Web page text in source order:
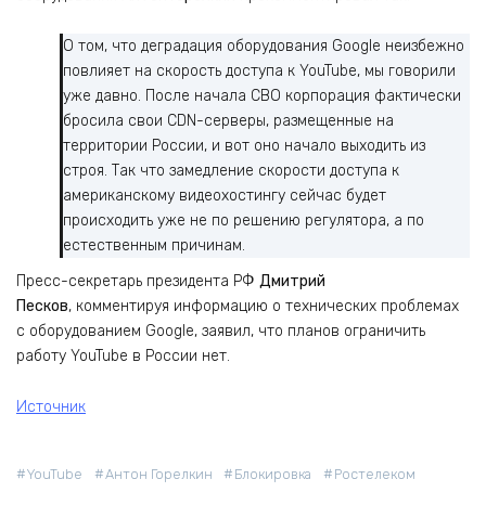
О том, что деградация оборудования Google неизбежно
повлияет на скорость доступа к YouTube, мы говорили
уже давно. После начала СВО корпорация фактически
бросила свои CDN-серверы, размещенные на
территории России, и вот оно начало выходить из
строя. Так что замедление скорости доступа к
американскому видеохостингу сейчас будет
происходить уже не по решению регулятора, а по
естественным причинам.
Пресс-секретарь президента РФ Дмитрий
Песков, комментируя информацию о технических проблемах
с оборудованием Google, заявил, что планов ограничить
работу YouTube в России нет.
Источник
YouTube Антон Горелкин Блокировка Ростелеком